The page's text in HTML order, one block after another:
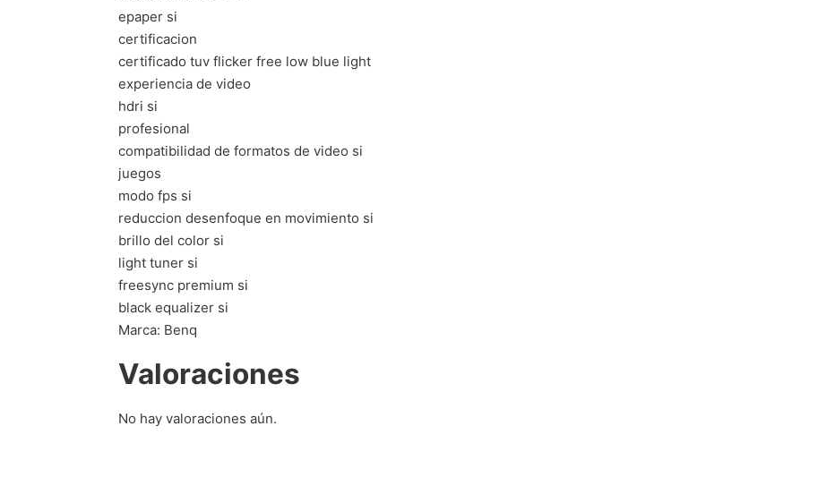
epaper si
certificacion
certificado tuv flicker free low blue light
experiencia de video
hdri si
profesional
compatibilidad de formatos de video si
juegos
modo fps si
reduccion desenfoque en movimiento si
brillo del color si
light tuner si
freesync premium si
black equalizer si
Marca: Benq
Valoraciones
No hay valoraciones aún.